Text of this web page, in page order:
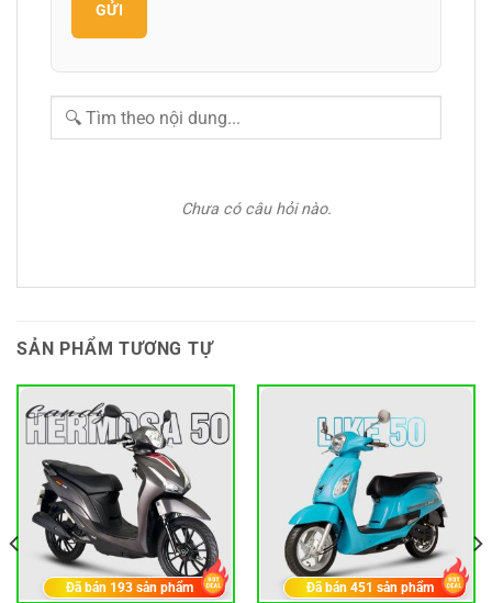
GỬI
Chưa có câu hỏi nào.
SẢN PHẨM TƯƠNG TỰ
Đã bán 193 sản phẩm Đã bán451 sản phẩm